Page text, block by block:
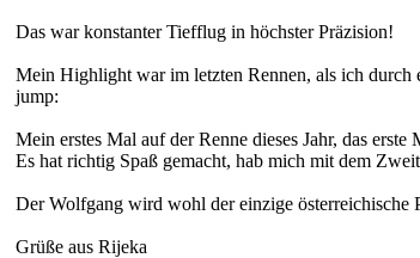
Das war konstanter Tiefflug in höchster Präzision!
Mein Highlight war im letzten Rennen, als ich durch
jump:
Mein erstes Mal auf der Renne dieses Jahr, das erste
Es hat richtig Spaß gemacht, hab mich mit dem
Der Wolfgang wird wohl der einzige österreichische
Grüße aus Rijeka